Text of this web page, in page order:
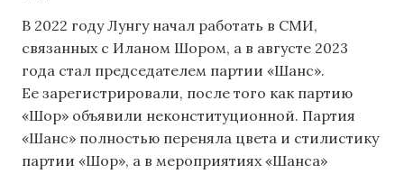
В 2022 году Лунгу начал работать в СМИ,
связанных с Иланом Шором, а в августе 2023
года стал председателем партии «Шанс».
Ее зарегистрировали, после того как партию
«Шор» объявили неконституционной. Партия
«Шанс» полностью переняла цвета и стилистику
партии «Шор», а в мероприятиях «Шанса»